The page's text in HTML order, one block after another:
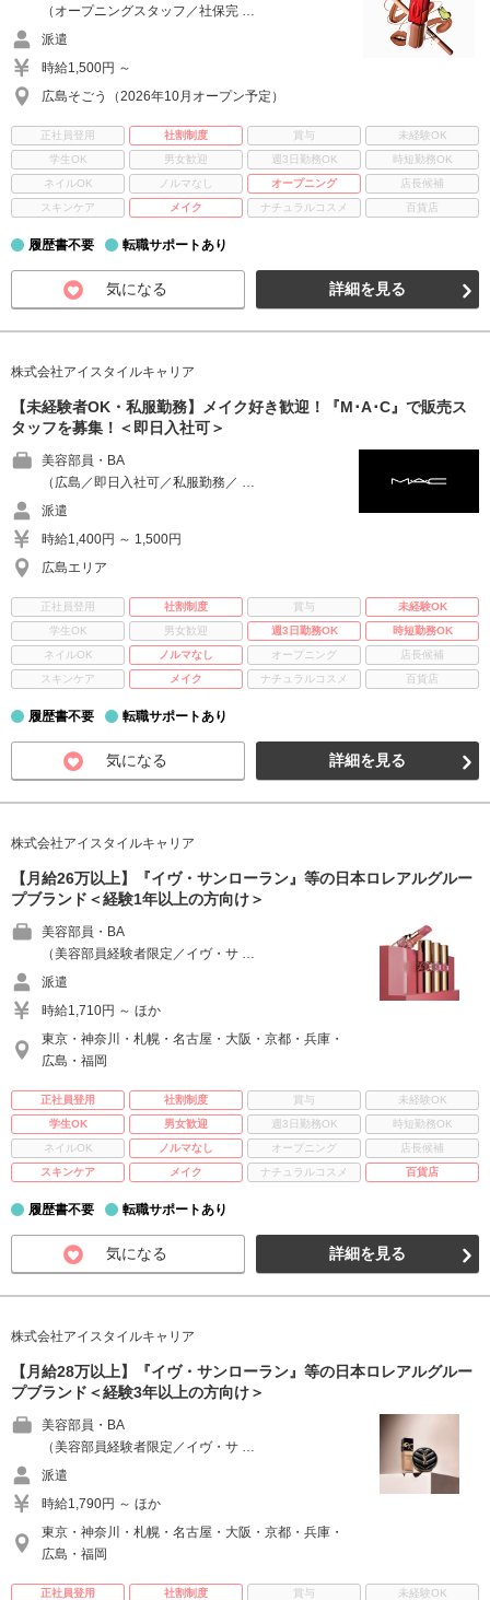
（オープニングスタッフ／社保完 …
派遣
時給1,500円 ～
広島そごう（2026年10月オープン予定）
正社員登用 社割制度 賞与
未経験OK
学生OK
男女歓迎 週3日勤務OK
時短勤務OK
ネイルOK
ノルマなし オープニング
店長候補
スキンケア
メイク ナチュラルコスメ 百貨店
履歴書不要 転職サポートあり
気になる 詳細を見る
株式会社アイスタイルキャリア
【未経験者OK・私服勤務】メイク好き歓迎！『M･A･C』で販売ス
タッフを募集！＜即日入社可＞
美容部員・BA
（広島／即日入社可／私服勤務／ …
派遣
時給1,400円 ～ 1,500円
広島エリア
正社員登用 社割制度 賞与
未経験OK
学生OK
男女歓迎 週3日勤務OK
時短勤務OK
ネイルOK
ノルマなし オープニング
店長候補
スキンケア
メイク ナチュラルコスメ 百貨店
履歴書不要 転職サポートあり
気になる 詳細を見る
株式会社アイスタイルキャリア
【月給26万以上】『イヴ・サンローラン』等の日本ロレアルグルー
プブランド＜経験1年以上の方向け＞
美容部員・BA
（美容部員経験者限定／イヴ・サ …
派遣
時給1,710円 ～ ほか
東京・神奈川・札幌・名古屋・大阪・京都・兵庫・
広島・福岡
正社員登用 社割制度 賞与
未経験OK
学生OK
男女歓迎 週3日勤務OK
時短勤務OK
ネイルOK
ノルマなし オープニング
店長候補
スキンケア
メイク ナチュラルコスメ 百貨店
履歴書不要 転職サポートあり
気になる 詳細を見る
株式会社アイスタイルキャリア
【月給28万以上】『イヴ・サンローラン』等の日本ロレアルグルー
プブランド＜経験3年以上の方向け＞
美容部員・BA
（美容部員経験者限定／イヴ・サ …
派遣
時給1,790円 ～ ほか
東京・神奈川・札幌・名古屋・大阪・京都・兵庫・
広島・福岡
正社員登用 社割制度 賞与
未経験OK